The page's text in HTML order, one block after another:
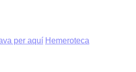
per aquí Hemeroteca